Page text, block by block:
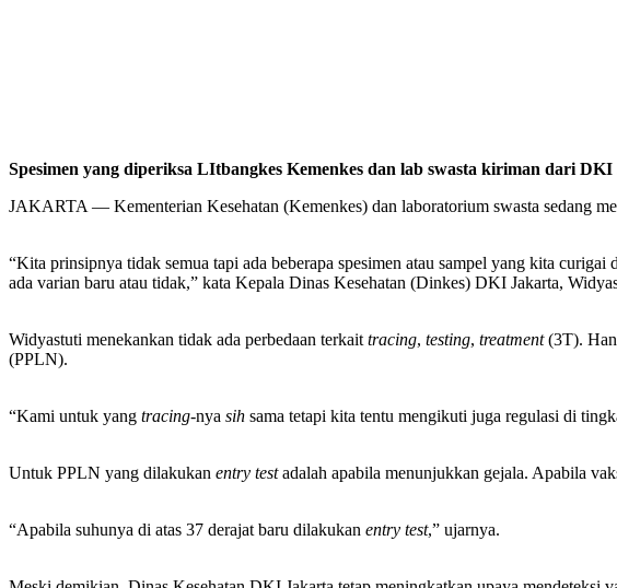
Spesimen yang diperiksa LItbangkes Kemenkes dan lab swasta kiriman dari
JAKARTA — Kementerian Kesehatan (Kemenkes) dan laboratorium swasta sedang
“Kita prinsipnya tidak semua tapi ada beberapa spesimen atau sampel yang kita
ada varian baru atau tidak,” kata Kepala Dinas Kesehatan (Dinkes) DKI Jakarta,
Widyastuti menekankan tidak ada perbedaan terkait tracing, testing, treatment(3T).
(PPLN).
“Kami untuk yang tracing-nya sih sama tetapi kita tentu mengikuti juga regulasi di
Untuk PPLN yang dilakukan entry testadalah apabila menunjukkan gejala. Apabila
“Apabila suhunya di atas 37 derajat baru dilakukan entry test,” ujarnya.